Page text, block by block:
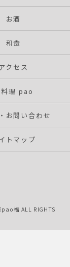
お酒
和食
クセス
理 pao
お問い合わせ
トマップ
福 ALL RIGHTS